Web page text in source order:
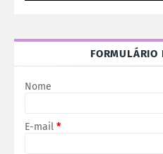
FORMULÁRIO
Nome
E-mail *